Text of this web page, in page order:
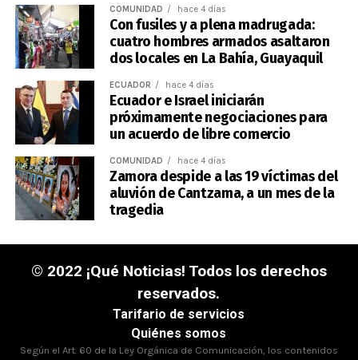
COMUNIDAD hace 4 días
Con fusiles y a plena madrugada:
cuatro hombres armados asaltaron
dos locales en La Bahía, Guayaquil
ECUADOR hace 4 días
Ecuador e Israel iniciarán
próximamente negociaciones para
un acuerdo de libre comercio
COMUNIDAD hace 4 días
Zamora despide a las 19 víctimas del
aluvión de Cantzama, a un mes de la
tragedia
© 2022 ¡Qué Noticias! Todos los derechos
reservados.
Tarifario de servicios
Quiénes somos
Según el Art. 60 de la Ley Orgánica de Comunicación, los contenidos